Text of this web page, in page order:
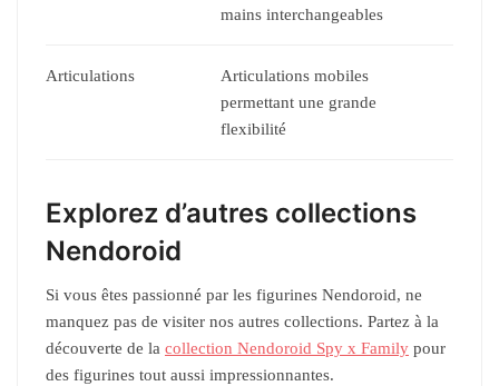
mains interchangeables
Articulations
Articulations mobiles
permettant une grande
flexibilité
Explorez d’autres collections
Nendoroid
Si vous êtes passionné par les figurines Nendoroid, ne
manquez pas de visiter nos autres collections. Partez à la
découverte de la collection Nendoroid Spy x Family pour
des figurines tout aussi impressionnantes.